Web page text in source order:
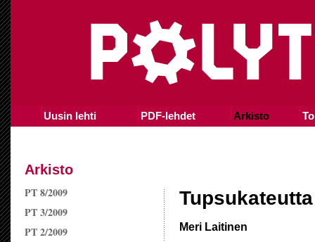
Uusin lehti PDF-lehdet Arkisto
Arkisto
PT 8/2009
PT 3/2009
PT 2/2009
Tupsukateutta
Meri Laitinen